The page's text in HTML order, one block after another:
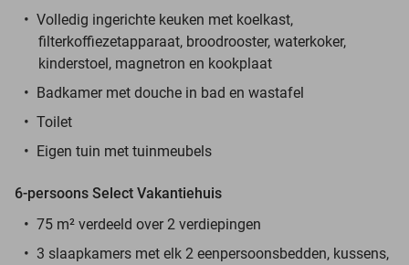
Volledig ingerichte keuken met koelkast,
filterkoffiezetapparaat, broodrooster, waterkoker,
kinderstoel, magnetron en kookplaat
Badkamer met douche in bad en wastafel
Toilet
Eigen tuin met tuinmeubels
6-persoons Select Vakantiehuis
75 m² verdeeld over 2 verdiepingen
3 slaapkamers met elk 2 eenpersoonsbedden, kussens,